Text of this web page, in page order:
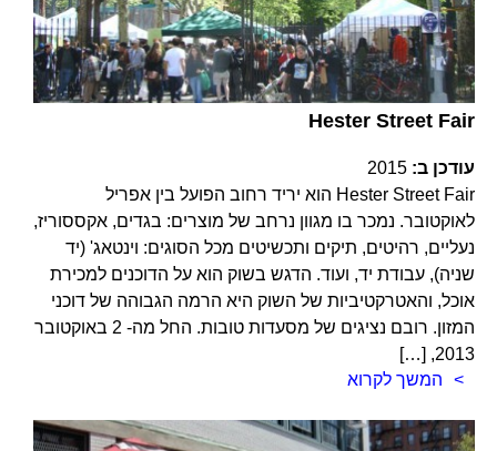
Hester Street Fair
עודכן ב: 2015
Hester Street Fair הוא יריד רחוב הפועל בין אפריל
לאוקטובר. נמכר בו מגוון נרחב של מוצרים: בגדים, אקססוריז,
נעליים, רהיטים, תיקים ותכשיטים מכל הסוגים: וינטאג' (יד
שניה), עבודת יד, ועוד. הדגש בשוק הוא על הדוכנים למכירת
אוכל, והאטרקטיביות של השוק היא הרמה הגבוהה של דוכני
המזון. רובם נציגים של מסעדות טובות. החל מה- 2 באוקטובר
2013, […]
המשך לקרוא